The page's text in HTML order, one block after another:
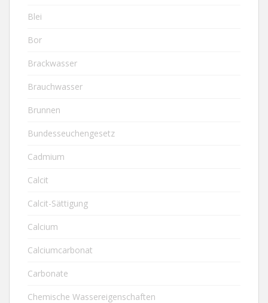
Blei
Bor
Brackwasser
Brauchwasser
Brunnen
Bundesseuchengesetz
Cadmium
Calcit
Calcit-Sättigung
Calcium
Calciumcarbonat
Carbonate
Chemische Wassereigenschaften